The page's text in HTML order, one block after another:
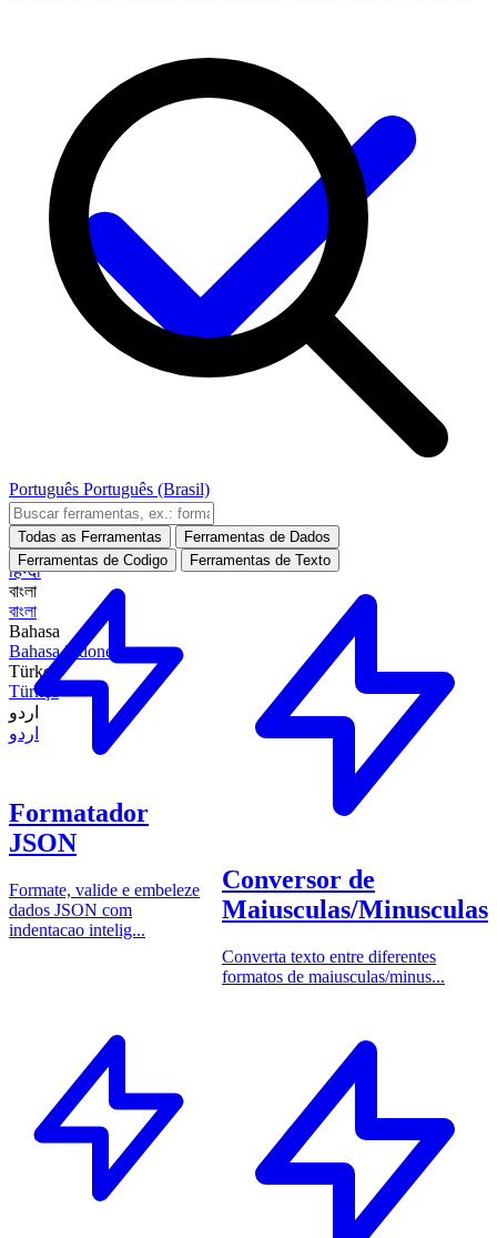
Português Português (Brasil)
العربية
العربية
हिन्दी
हिन्दी
বাংলা
বাংলা
Bahasa
Bahasa Indonesia
Türkçe
Türkçe
اردو
اردو
Todas as Ferramentas
Ferramentas de Dados
Ferramentas de Codigo
Ferramentas de Texto
Formatador
JSON
Formate, valide e embeleze
dados JSON com
indentacao intelig...
Conversor de
Maiusculas/Minusculas
Converta texto entre diferentes
formatos de maiusculas/minus...